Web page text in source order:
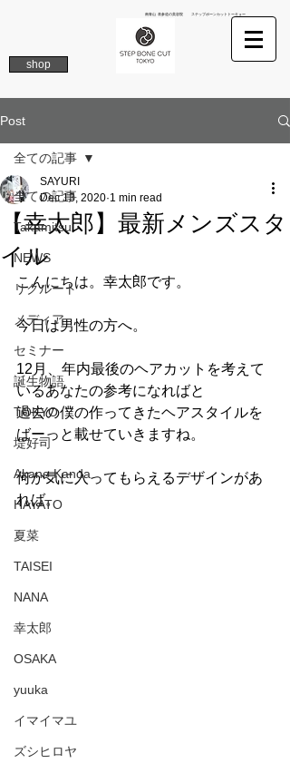
南青山 表参道の美容院 ステップボーンカットトーキョー
shop
Post
全ての記事
Takamitsu
NEWS
リクルート
メディア
セミナー
誕生物語
TOKYO
堤好司
Akane Kanda
HAYATO
夏菜
TAISEI
NANA
幸太郎
OSAKA
yuuka
イマイマユ
ズシヒロヤ
全ての記事
【幸太郎】最新メンズスタ
イル
SAYURI
Dec 13, 2020 1 min read
こんにちは。幸太郎です。
今日は男性の方へ。
12月、年内最後のヘアカットを考えて
いるあなたの参考になればと
過去の僕の作ってきたヘアスタイルを
ばーっと載せていきますね。
何か気に入ってもらえるデザインがあ
れば。